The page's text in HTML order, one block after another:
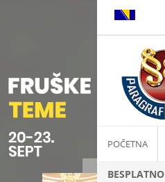
POČETNA
BESPLATNO